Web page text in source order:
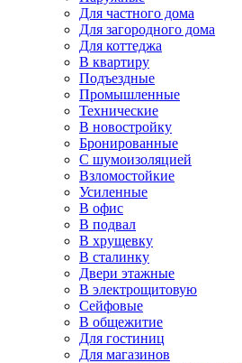
Для частного дома
Для загородного дома
Для коттеджа
В квартиру
Подъездные
Промышленные
Технические
В новостройку
Бронированные
С шумоизоляцией
Взломостойкие
Усиленные
В офис
В подвал
В хрущевку
В сталинку
Двери этажные
В электрощитовую
Сейфовые
В общежитие
Для гостиниц
Для магазинов